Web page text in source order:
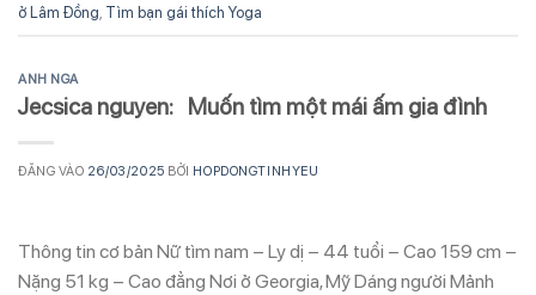
ở Lâm Đồng, Tìm bạn gái thích Yoga
ANH NGA
Jecsica nguyen: Muốn tìm một mái ấm gia đình
ĐĂNG VÀO 26/03/2025 BỞI HOPDONGTINHYEU
Thông tin cơ bản Nữ tìm nam – Ly dị – 44 tuổi – Cao 159 cm –
Nặng 51 kg – Cao đẳng Nơi ở Georgia, Mỹ Dáng người Mảnh